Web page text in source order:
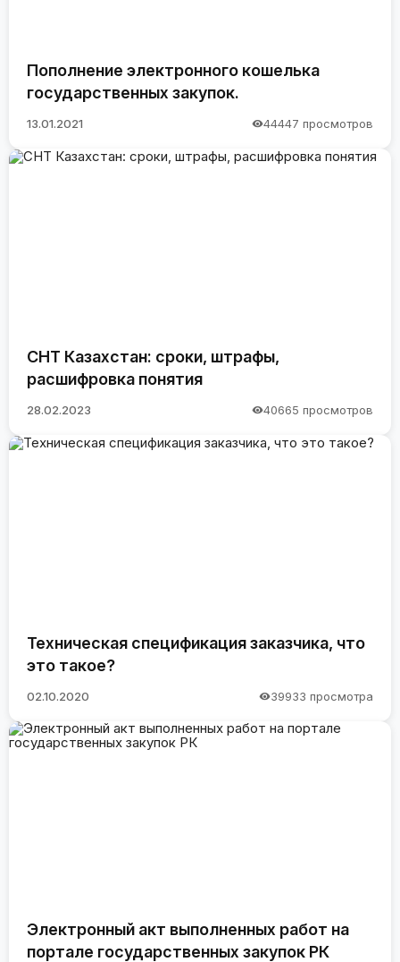
Пополнение электронного кошелька
государственных закупок.
13.01.2021 44447 просмотров
СНТ Казахстан: сроки, штрафы,
расшифровка понятия
28.02.2023 40665 просмотров
Техническая спецификация заказчика, что
это такое?
02.10.2020 39933 просмотра
Электронный акт выполненных работ на
портале государственных закупок РК